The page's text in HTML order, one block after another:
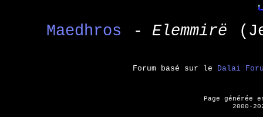
Maedhros - Elemmirë
Forum basé sur le Dalai
Page générée
2000-